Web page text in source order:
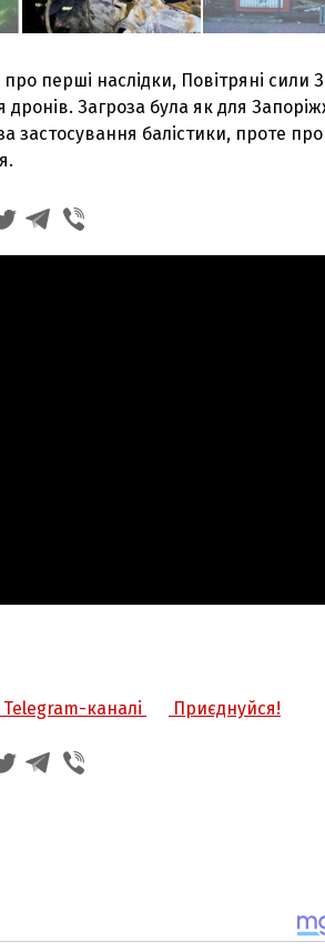
перші наслідки, Повітряні сили
Загроза була як для
застосування балістики, проте про
каналі Приєднуйся!
З'явилося відео знищеного ворожого